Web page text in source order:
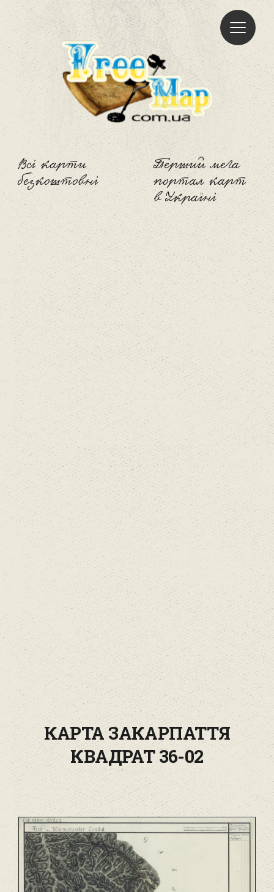
Всі карти
безкоштовні
Freemap
Перший мега
портал карт
в Україні
КАРТА ЗАКАРПАТТЯ
КВАДРАТ 36-02